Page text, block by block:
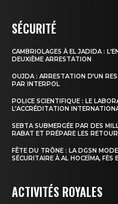
SÉCURITÉ
CAMBRIOLAGES À EL JADIDA :
DEUXIÈME ARRESTATION
OUJDA : ARRESTATION D’UN
PAR INTERPOL
POLICE SCIENTIFIQUE : LE
L’ACCRÉDITATION
SEBTA SUBMERGÉE PAR DES
RABAT ET PRÉPARE LES
FÊTE DU TRÔNE : LA DGSN
SÉCURITAIRE À AL HOCEÏMA, FÈS
ACTIVITÉS ROYALES